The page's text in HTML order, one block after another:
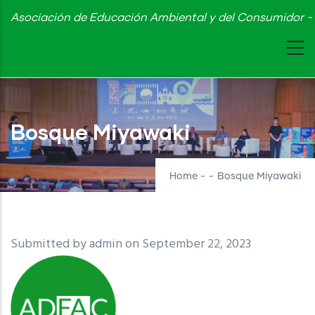
Skip
content
Asociación de Educación Ambiental y del Consumidor
Bosque Miyawaki
Home - - Bosque Miyawaki
Submitted byadminon September 22, 2023